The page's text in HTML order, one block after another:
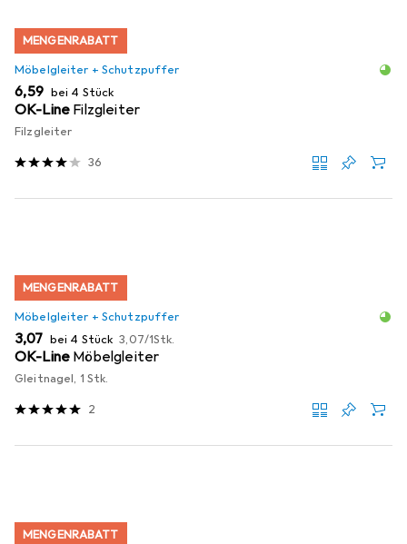
MENGENRABATT
Möbelgleiter + Schutzpuffer
EUR
6,59 bei 4 Stück
OK-Line Filzgleiter
Filzgleiter
36
MENGENRABATT
Möbelgleiter + Schutzpuffer
EUR
3,07 bei 4 Stück EUR
3,07/1Stk.
OK-Line Möbelgleiter
Gleitnagel, 1 Stk.
2
MENGENRABATT